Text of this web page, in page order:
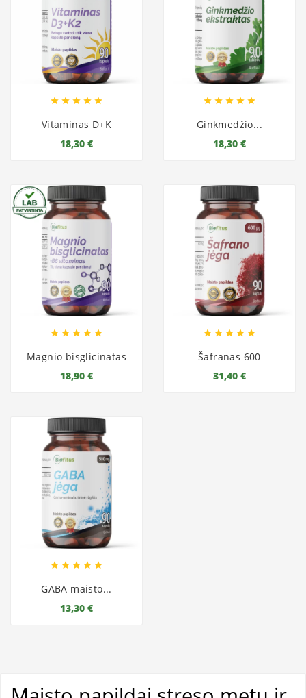
    
Vitaminas D+K
18,30 €
    
Ginkmedžio...
18,30 €
    
Magnio bisglicinatas
18,90 €
    
Šafranas 600
31,40 €
    
GABA maisto...
13,30 €